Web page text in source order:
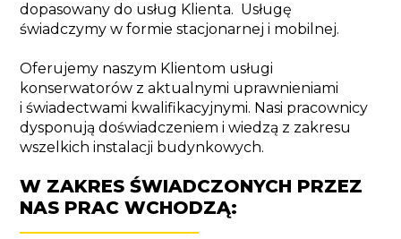
dopasowany do usług Klienta.  Usługę
świadczymy w formie stacjonarnej i mobilnej.
Oferujemy naszym Klientom usługi
konserwatorów z aktualnymi uprawnieniami
i świadectwami kwalifikacyjnymi. Nasi pracownicy
dysponują doświadczeniem i wiedzą z zakresu
wszelkich instalacji budynkowych.
W ZAKRES ŚWIADCZONYCH PRZEZ
NAS PRAC WCHODZĄ: